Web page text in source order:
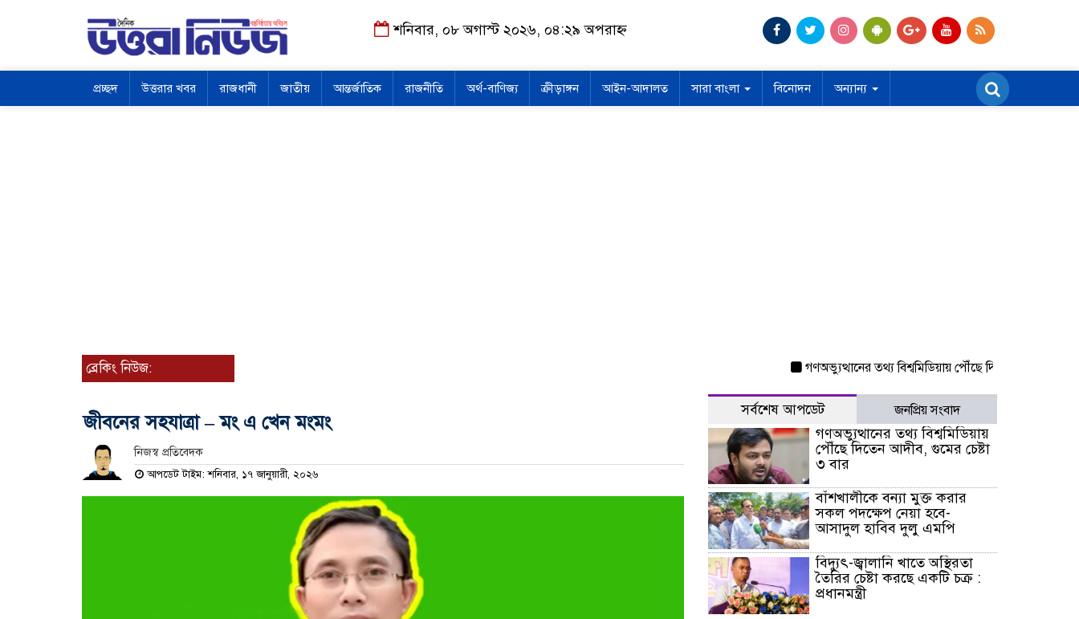
শনিবার, ০৮ অগাস্ট ২০২৬, ০৪:২৯ অপরাহ্ন
প্রচ্ছদ উত্তরার খবর রাজধানী জাতীয় আন্তর্জাতিক রাজনীতি অর্থ-বাণিজ্য ক্রীড়াঙ্গন আইন-আদালত সারা বাংলা বিনোদন অন্যান্য
ব্রেকিং নিউজ: গণঅভ্যুত্থানের তথ্য বিশ্বমিডিয়ায় পৌঁছে দিতেন আদীব, গুমের
জীবনের সহযাত্রা – মং এ খেন মংমং
নিজস্ব প্রতিবেদক
আপডেট টাইম: শনিবার, ১৭ জানুয়ারী, ২০২৬
সর্বশেষ আপডেট জনপ্রিয় সংবাদ
গণঅভ্যুত্থানের তথ্য বিশ্বমিডিয়ায়
পৌঁছে দিতেন আদীব, গুমের চেষ্টা
৩ বার
বাঁশখালীকে বন্যা মুক্ত করার
সকল পদক্ষেপ নেয়া হবে-
আসাদুল হাবিব দুলু এমপি
বিদ্যুৎ-জ্বালানি খাতে অস্থিরতা
তৈরির চেষ্টা করছে একটি চক্র :
প্রধানমন্ত্রী